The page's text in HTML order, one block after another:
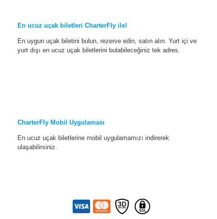
En ucuz uçak biletleri CharterFly ile!
En uygun uçak biletini bulun, rezerve edin, satın alın. Yurt içi ve
yurt dışı en ucuz uçak biletlerini bulabileceğiniz tek adres.
CharterFly Mobil Uygulaması
En ucuz uçak biletlerine mobil uygulamamızı indirerek
ulaşabilirsiniz.